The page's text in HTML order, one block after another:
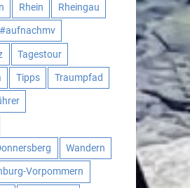
Rhein Rheingau
Tagestour
Tipps Traumpfad
Wandern
Vorpommern